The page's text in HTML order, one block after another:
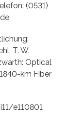
(0531)
T. W.
Optical
km Fiber
e110801